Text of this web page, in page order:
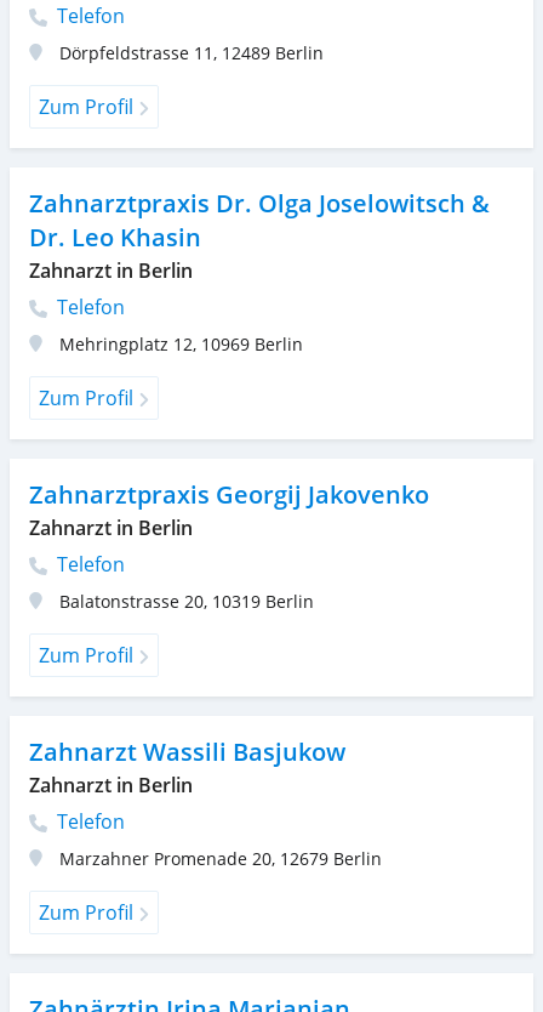
Telefon
Dörpfeldstrasse 11, 12489 Berlin
Zum Profil
Zahnarztpraxis Dr. Olga Joselowitsch &
Dr. Leo Khasin
Zahnarzt in Berlin
Telefon
Mehringplatz 12, 10969 Berlin
Zum Profil
Zahnarztpraxis Georgij Jakovenko
Zahnarzt in Berlin
Telefon
Balatonstrasse 20, 10319 Berlin
Zum Profil
Zahnarzt Wassili Basjukow
Zahnarzt in Berlin
Telefon
Marzahner Promenade 20, 12679 Berlin
Zum Profil